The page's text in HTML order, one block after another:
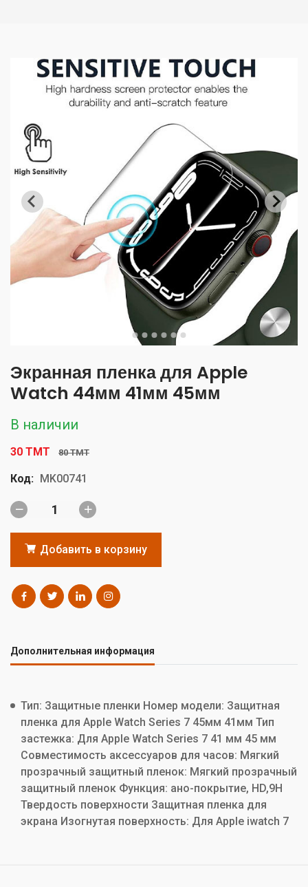
Экранная пленка для Apple
Watch 44мм 41мм 45мм
В наличии
30 TMT 80 TMT
Код: MK00741
Добавить в корзину
Дополнительная информация
Тип: Защитные пленки Номер модели: Защитная
пленка для Apple Watch Series 7 45мм 41мм Тип
застежка: Для Apple Watch Series 7 41 мм 45 мм
Совместимость аксессуаров для часов: Мягкий
прозрачный защитный пленок: Мягкий прозрачный
защитный пленок Функция: ано-покрытие, HD,9H
Твердость поверхности Защитная пленка для
экрана Изогнутая поверхность: Для Apple iwatch 7